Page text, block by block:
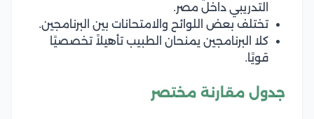
التدريبي داخل مصر.
تختلف بعض اللوائح والامتحانات بين البرنامجين.
كلا البرنامجين يمنحان الطبيب تأهيلاً تخصصيًا
قويًا.
جدول مقارنة مختصر